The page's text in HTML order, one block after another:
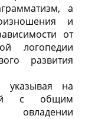
а
и
от
логопедии
развития
на
с общим